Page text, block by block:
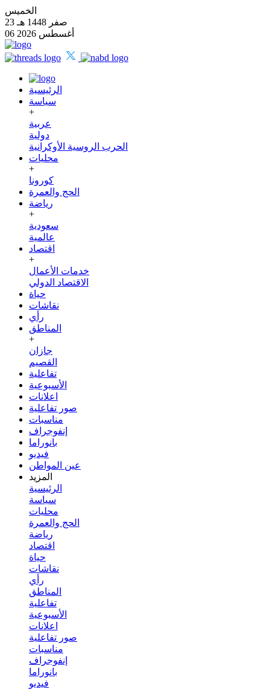
الخميس
23 صفر 1448 هـ
06 أغسطس 2026
الرئيسية
سياسة
+
عربية
دولية
الحرب الروسية الأوكرانية
محليات
+
كورونا
الحج والعمرة
رياضة
+
سعودية
عالمية
اقتصاد
+
خدمات الأعمال
الاقتصاد الدولي
حياة
نقاشات
رأي
المناطق
+
جازان
القصيم
تفاعلية
الأسبوعية
اعلانات
صور تفاعلية
مناسبات
إنفوجراف
بانوراما
فيديو
عين المواطن
المزيد
الرئيسية
سياسة
محليات
الحج والعمرة
رياضة
اقتصاد
حياة
نقاشات
رأي
المناطق
تفاعلية
الأسبوعية
اعلانات
صور تفاعلية
مناسبات
إنفوجراف
بانوراما
فيديو